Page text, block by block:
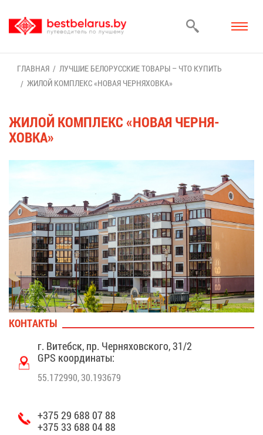
ГЛАВ­НАЯ
ЛУЧ­ШИЕ БЕ­ЛО­РУС­СКИЕ ТО­ВА­РЫ – ЧТО КУ­ПИТЬ
ЖИ­ЛОЙ КОМ­ПЛЕКС «НО­ВАЯ ЧЕР­НЯ­ХОВ­КА»
ЖИ­ЛОЙ КОМ­ПЛЕКС «НО­ВАЯ ЧЕР­НЯ­
ХОВ­КА»
КОН­ТАК­ТЫ
г. Ви­тебск, пр. Чер­ня­хов­ско­го, 31/2
GPS ко­ор­ди­на­ты:
55.172990, 30.193679
+375 29 688 07 88
+375 33 688 04 88